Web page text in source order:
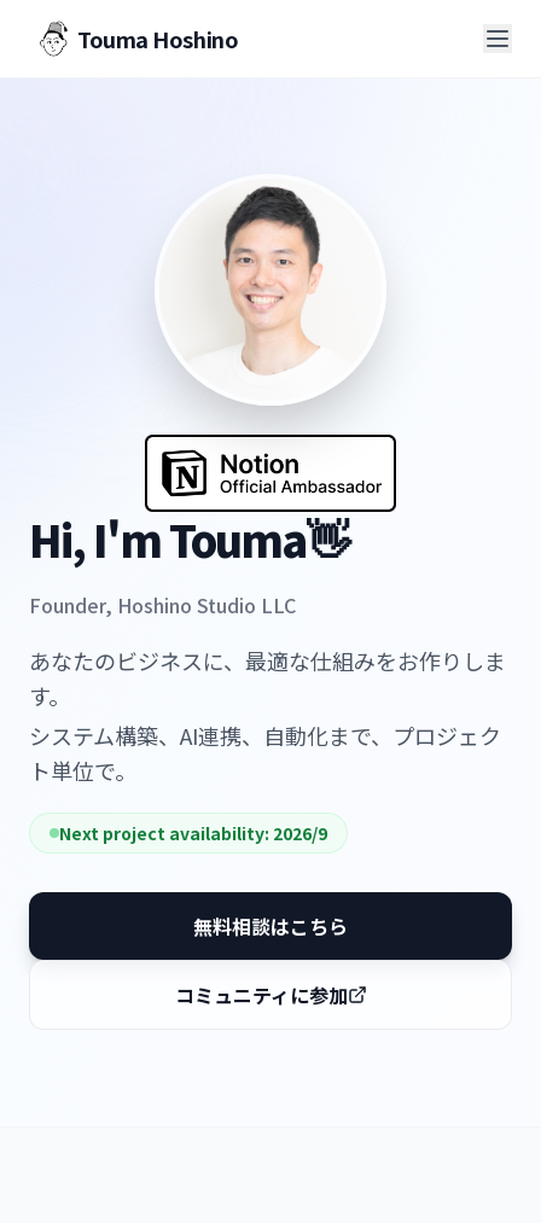
Touma Hoshino
Hi, I'm Touma👋
Founder, Hoshino Studio LLC
あなたのビジネスに、最適な仕組みをお作りしま
す。
システム構築、AI連携、自動化まで、プロジェク
ト単位で。
Next project availability: 2026/9
無料相談はこちら
コミュニティに参加